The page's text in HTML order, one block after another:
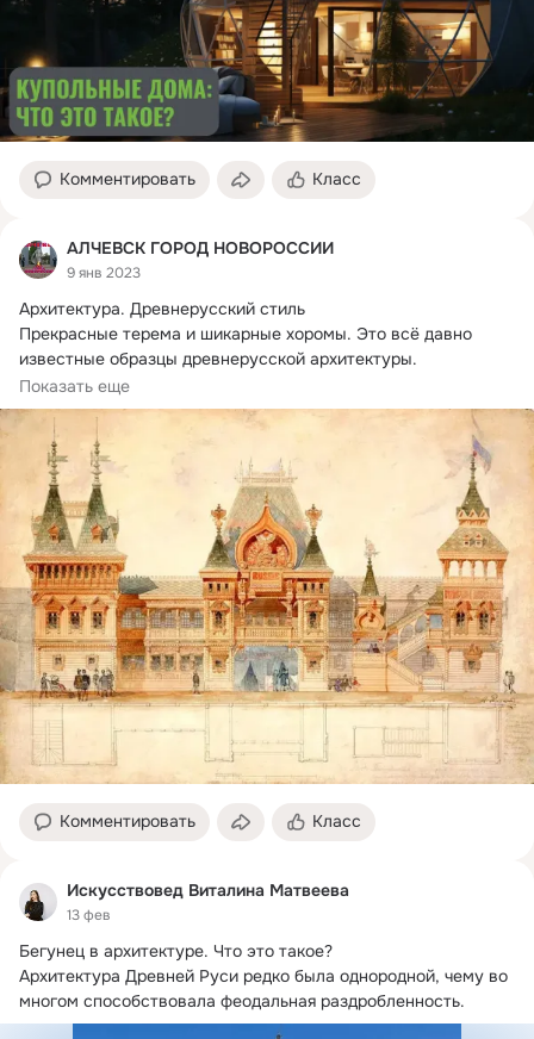
Комментировать Класс
АЛЧЕВСК ГОРОД НОВОРОССИИ
9 янв 2023
Архитектура. Древнерусский стиль
Прекрасные терема и шикарные хоромы. Это всё давно
известные образцы древнерусской архитектуры.
Эскиз...
Показать еще
Комментировать Класс
Искусствовед Виталина Матвеева
13 фев
Бегунец в архитектуре. Что это такое?
Архитектура Древней Руси редко была однородной, чему во
многом способствовала феодальная раздробленность.